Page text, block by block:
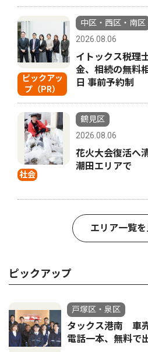
ピックアッ
プ（PR）
中区・西区・南区
2026.08.06
イトックス税理
金、相続の無料
日 事前予約制
社会
鶴見区
2026.08.06
花火大会復活へ
潮田エリアで
エリア一覧を
ピックアップ
戸塚区・泉区
タックス港南 車
電話一本、無料で